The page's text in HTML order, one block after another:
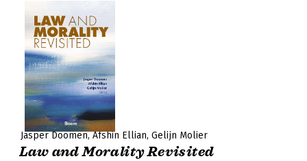
Jasper Doomen Afshin Ellian Gelijn Molier
Law and Morality Revisited